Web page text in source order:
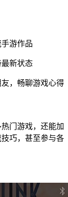
游作品
新状态
，畅聊游戏心得
门游戏，还能加
巧，甚至参与各